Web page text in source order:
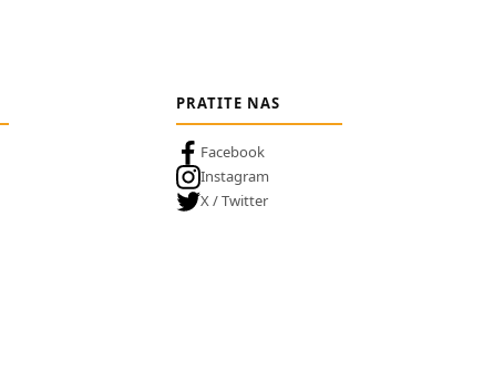
PRATITE NAS
Facebook
Instagram
X / Twitter